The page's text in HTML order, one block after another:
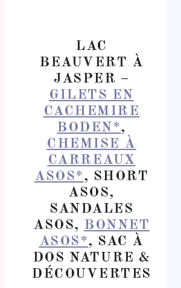
LAC
BEAUVERT À
JASPER –
GILETS EN
CACHEMIRE
BODEN*,
CHEMISE À
CARREAUX
ASOS*, SHORT
ASOS,
SANDALES
ASOS, BONNET
ASOS*, SAC À
DOS NATURE &
DÉCOUVERTES